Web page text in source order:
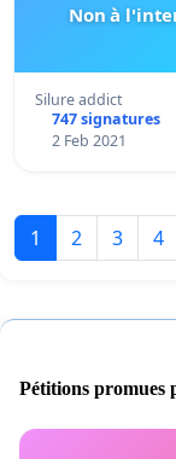
Non à
Silure addict
747 signatures
2 Feb 2021
1 2 3 4
Pétitions promues